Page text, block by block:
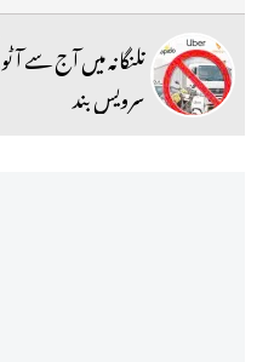
تلنگانہ میں آج سے
سرویس بند